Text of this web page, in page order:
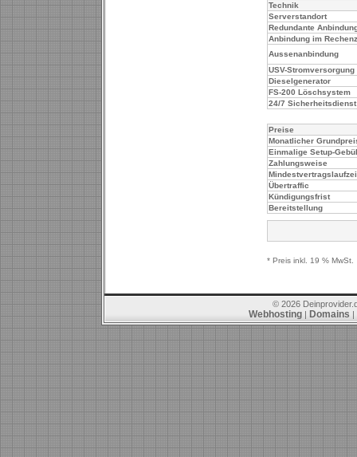
Technik
Serverstandort
Redundante
Anbindung im
Aussenanbindung
USV-Stromversorgung
Dieselgenerator
FS-200 Löschsystem
24/7 Sicherheitsdienst
Preise
Monatlicher
Einmalige Setup-
Zahlungsweise
Übertraffic
Kündigungsfrist
Bereitstellung
* Preis inkl. 19 % MwSt.
© 2026
Webhosting | Domains |